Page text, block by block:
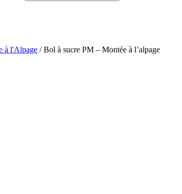
à l'Alpage / Bol à sucre PM – Montée à l’alpage